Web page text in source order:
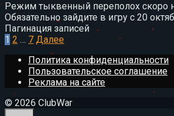
Режим тыквенный переполох скоро
Обязательно зайдите в игру с 20
Пагинация записей
1 2 … 7 Далее
Политика конфиденциальности
Пользовательское соглашение
Реклама на сайте
© 2026 ClubWar